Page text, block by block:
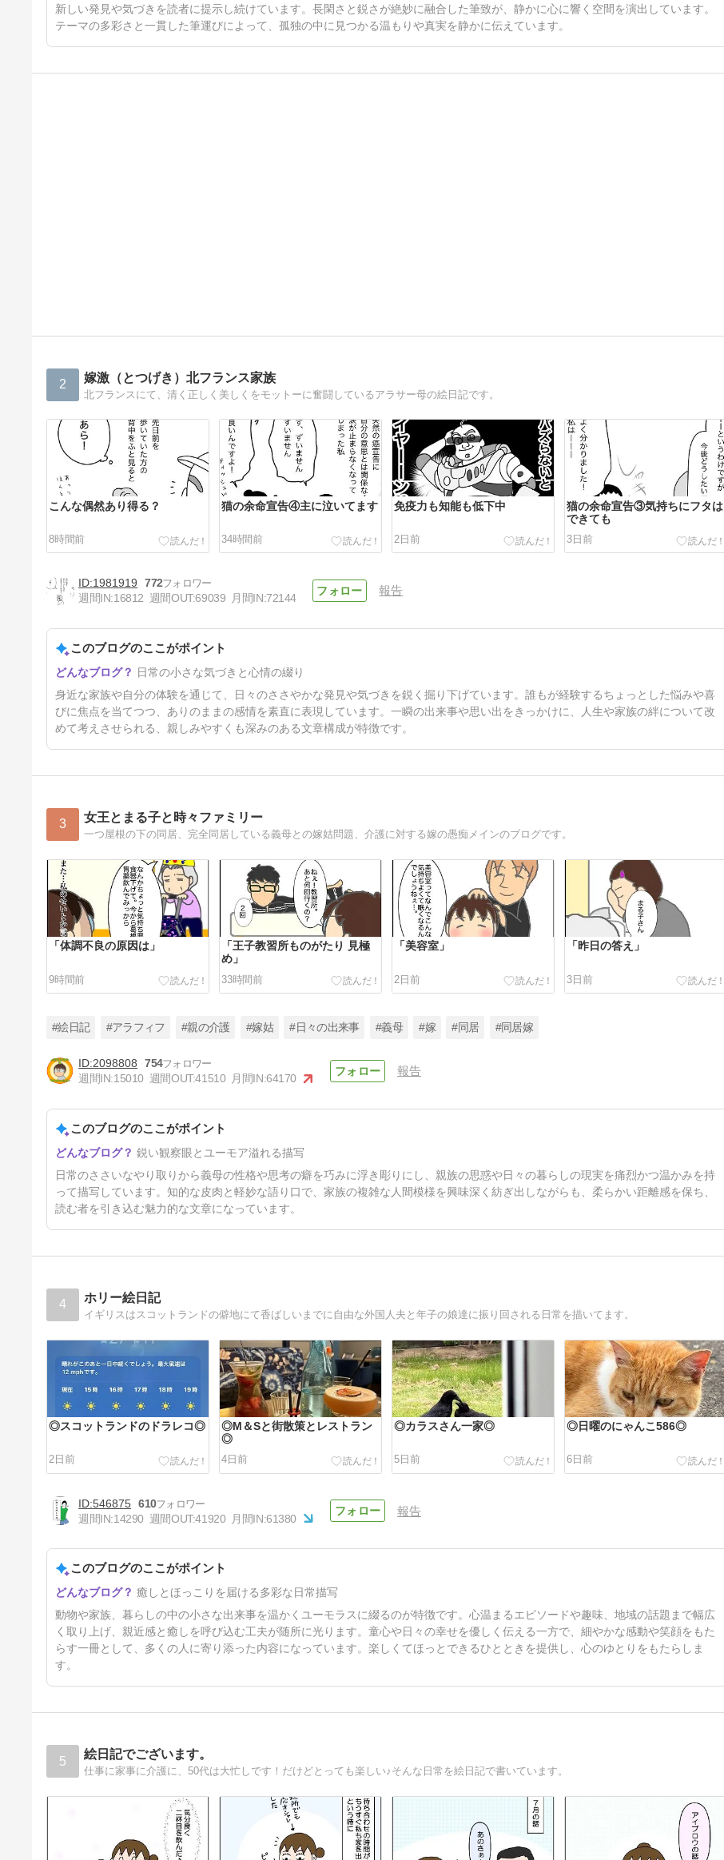
新しい発見や気づきを読者に提示し続けています。長閑さと鋭さが絶妙に融合した筆致が、静かに心に響く空間を演出しています。
テーマの多彩さと一貫した筆運びによって、孤独の中に見つかる温もりや真実を静かに伝えています。
2 嫁激（とつげき）北フランス家族
北フランスにて、清く正しく美しくをモットーに奮闘しているアラサー母の絵日記です。
こんな偶然あり得る？
8時間前
猫の余命宣告④主に泣いてます
34時間前
免疫力も知能も低下中
2日前
猫の余命宣告③気持ちにフタは
できても
3日前
猫の余命宣告②自分にふりかか
る異変はスルー
5日前
1981919
772
週間IN:16812 週間OUT:69039 月間IN:72144
報告
このブログのここがポイント
日常の小さな気づきと心情の綴り
身近な家族や自分の体験を通じて、日々のささやかな発見や気づきを鋭く掘り下げています。誰もが経験するちょっとした悩みや喜
びに焦点を当てつつ、ありのままの感情を素直に表現しています。一瞬の出来事や思い出をきっかけに、人生や家族の絆について改
めて考えさせられる、親しみやすくも深みのある文章構成が特徴です。
3 女王とまる子と時々ファミリー
一つ屋根の下の同居、完全同居している義母との嫁姑問題、介護に対する嫁の愚痴メインのブログです。
「体調不良の原因は」
9時間前
「王子教習所ものがたり 見極
め」
33時間前
「美容室」
2日前
「昨日の答え」
3日前
4日前
#絵日記 #アラフィフ #親の介護 #嫁姑 #日々の出来事 #義母 #嫁 #同居 #同居嫁
2098808
754
週間IN:15010 週間OUT:41510 月間IN:64170
報告
このブログのここがポイント
鋭い観察眼とユーモア溢れる描写
日常のささいなやり取りから義母の性格や思考の癖を巧みに浮き彫りにし、親族の思惑や日々の暮らしの現実を痛烈かつ温かみを持
って描写しています。知的な皮肉と軽妙な語り口で、家族の複雑な人間模様を興味深く紡ぎ出しながらも、柔らかい距離感を保ち、
読む者を引き込む魅力的な文章になっています。
4 ホリー絵日記
イギリスはスコットランドの僻地にて香ばしいまでに自由な外国人夫と年子の娘達に振り回される日常を描いてます。
◎スコットランドのドラレコ◎
2日前
◎M＆Sと街散策とレストラン
◎
4日前
◎カラスさん一家◎
5日前
◎日曜のにゃんこ586◎
6日前
◎冷やし中華◎
7日前
546875 610
週間IN:14290 週間OUT:41920 月間IN:61380
報告
このブログのここがポイント
癒しとほっこりを届ける多彩な日常描写
動物や家族、暮らしの中の小さな出来事を温かくユーモラスに綴るのが特徴です。心温まるエピソードや趣味、地域の話題まで幅広
く取り上げ、親近感と癒しを呼び込む工夫が随所に光ります。童心や日々の幸せを優しく伝える一方で、細やかな感動や笑顔をもた
らす一冊として、多くの人に寄り添った内容になっています。楽しくてほっとできるひとときを提供し、心のゆとりをもたらしま
す。
5 絵日記でございます。
仕事に家事に介護に、50代は大忙しです！だけどとっても楽しい♪そんな日常を絵日記で書いています。